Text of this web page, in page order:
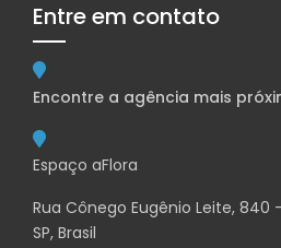
Entre em contato
Encontre a agência mais
Espaço aFlora
Rua Cônego Eugênio Leite, 840
SP, Brasil